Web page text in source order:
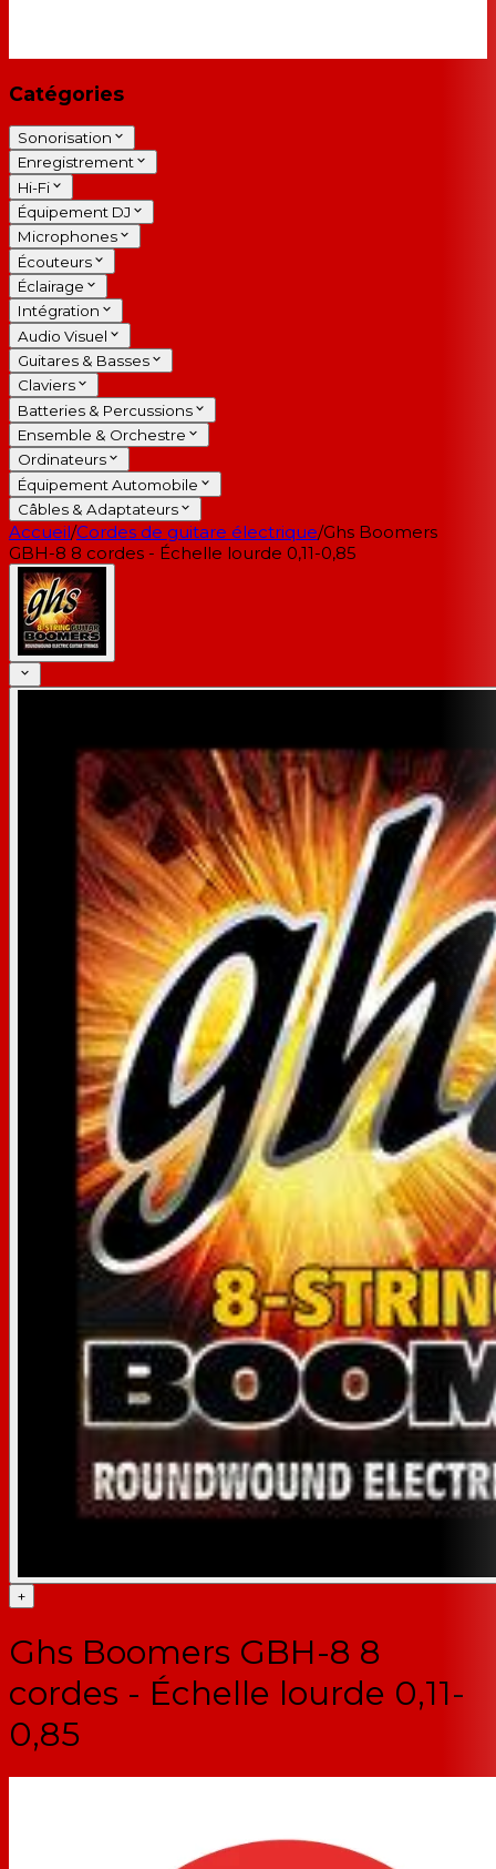
Catégories
Sonorisation
Enregistrement
Hi-Fi
Équipement DJ
Microphones
Écouteurs
Éclairage
Intégration
Audio Visuel
Guitares & Basses
Claviers
Batteries & Percussions
Ensemble & Orchestre
Ordinateurs
Équipement Automobile
Câbles & Adaptateurs
Accueil/Cordes de guitare électrique/Ghs Boomers
GBH-8 8 cordes - Échelle lourde 0,11-0,85
+
Ghs Boomers GBH-8 8
cordes - Échelle lourde 0,11-
0,85